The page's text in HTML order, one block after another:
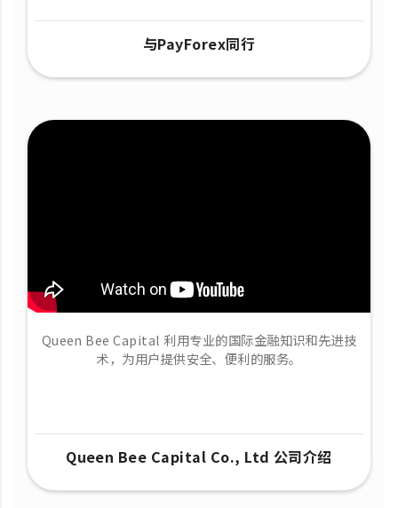
与PayForex同行
Queen Bee Capital 利用专业的国际金融知识和先进技
术，为用户提供安全、便利的服务。
Queen Bee Capital Co., Ltd 公司介绍